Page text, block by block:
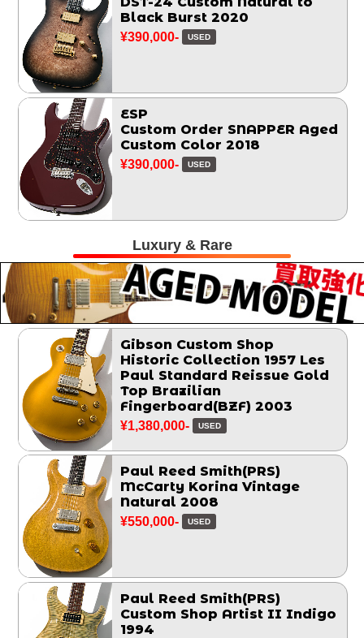
Black Burst 2020
¥390,000- USED
ESP
Custom Order SNAPPER Aged
Custom Color 2018
¥390,000- USED
Luxury & Rare
Gibson Custom Shop
Historic Collection 1957 Les
Paul Standard Reissue Gold
Top Brazilian
Fingerboard(BZF) 2003
¥1,380,000- USED
Paul Reed Smith(PRS)
McCarty Korina Vintage
Natural 2008
¥550,000- USED
Paul Reed Smith(PRS)
Custom Shop Artist II Indigo
1994